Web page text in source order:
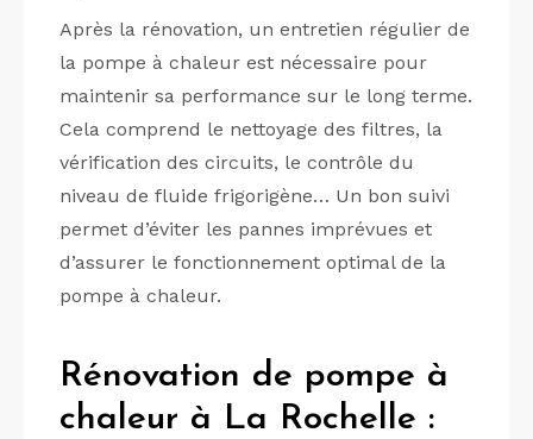
Après la rénovation, un entretien régulier de
la pompe à chaleur est nécessaire pour
maintenir sa performance sur le long terme.
Cela comprend le nettoyage des filtres, la
vérification des circuits, le contrôle du
niveau de fluide frigorigène… Un bon suivi
permet d’éviter les pannes imprévues et
d’assurer le fonctionnement optimal de la
pompe à chaleur.
Rénovation de pompe à
chaleur à La Rochelle :